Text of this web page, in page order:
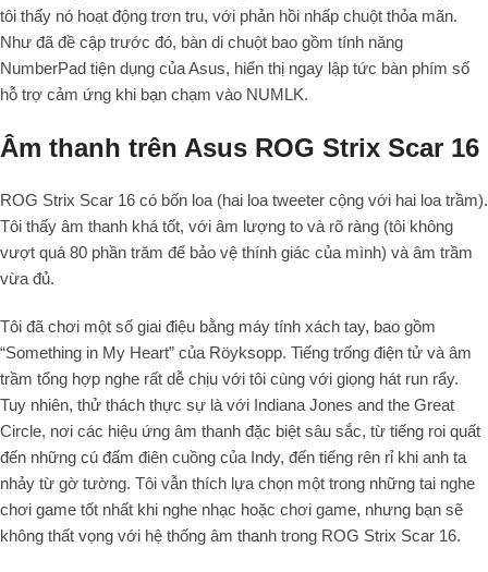
tôi thấy nó hoạt động trơn tru, với phản hồi nhấp chuột thỏa mãn.
Như đã đề cập trước đó, bàn di chuột bao gồm tính năng
NumberPad tiện dụng của Asus, hiển thị ngay lập tức bàn phím số
hỗ trợ cảm ứng khi bạn chạm vào NUMLK.
Âm thanh trên Asus ROG Strix Scar 16
ROG Strix Scar 16 có bốn loa (hai loa tweeter cộng với hai loa trầm).
Tôi thấy âm thanh khá tốt, với âm lượng to và rõ ràng (tôi không
vượt quá 80 phần trăm để bảo vệ thính giác của mình) và âm trầm
vừa đủ.
Tôi đã chơi một số giai điệu bằng máy tính xách tay, bao gồm
“Something in My Heart” của Röyksopp. Tiếng trống điện tử và âm
trầm tổng hợp nghe rất dễ chịu với tôi cùng với giọng hát run rẩy.
Tuy nhiên, thử thách thực sự là với Indiana Jones and the Great
Circle, nơi các hiệu ứng âm thanh đặc biệt sâu sắc, từ tiếng roi quất
đến những cú đấm điên cuồng của Indy, đến tiếng rên rỉ khi anh ta
nhảy từ gờ tường. Tôi vẫn thích lựa chọn một trong những tai nghe
chơi game tốt nhất khi nghe nhạc hoặc chơi game, nhưng bạn sẽ
không thất vọng với hệ thống âm thanh trong ROG Strix Scar 16.